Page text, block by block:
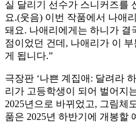
실 달리기 선수가 스니커즈를
요.(웃음) 이번 작품에서 나애
돼요. 나애리에게는 하니가 결
점이었던 건데, 나애리가 이
게 됩니다.”
극장판 ‘나쁜 계집애: 달려라
리가 고등학생이 되어 벌어지
2025년으로 바뀌었고, 그림체
품은 2025년 하반기에 개봉할